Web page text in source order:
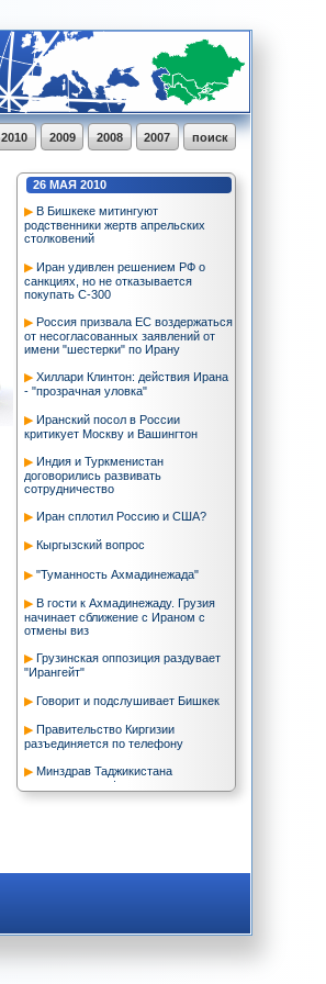
поиск
2007
2008
2009
2010
26 МАЯ 2010
В Бишкеке митингуют
родственники жертв апрельских
столковений
Иран удивлен решением РФ о
санкциях, но не отказывается
покупать С-300
Россия призвала ЕС воздержаться
от несогласованных заявлений от
имени "шестерки" по Ирану
Хиллари Клинтон: действия Ирана
- "прозрачная уловка"
Иранский посол в России
критикует Москву и Вашингтон
Индия и Туркменистан
договорились развивать
сотрудничество
Иран сплотил Россию и США?
Кыргызский вопрос
"Туманность Ахмадинежада"
В гости к Ахмадинежаду. Грузия
начинает сближение с Ираном с
отмены виз
Грузинская оппозиция раздувает
"Ирангейт"
Говорит и подслушивает Бишкек
Правительство Киргизии
разъединяется по телефону
Минздрав Таджикистана
опровергает информацию главы
Бакиева будет рассмотрен в